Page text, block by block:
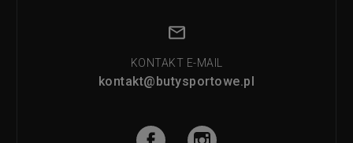
KONTAKT E-MAIL
kontakt@butysportowe.pl